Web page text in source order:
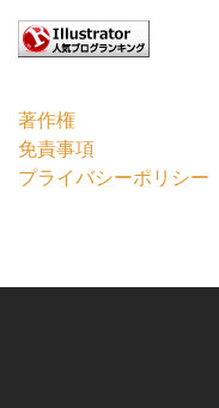
著作権
免責事項
プライバシーポリシー